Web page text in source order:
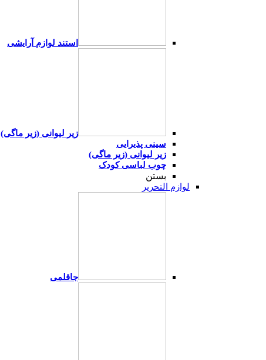
استند لوازم آرایشی
زیر لیوانی (زیر ماگی)
سینی پذیرایی
زیر لیوانی (زیر ماگی)
چوب لباسی کودک
بستن
لوازم التحریر
جاقلمی